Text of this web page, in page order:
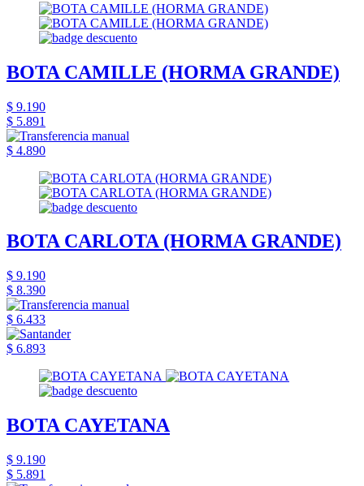
BOTA CAMILLE (HORMA GRANDE)
$ 9.190
$ 5.891
$ 4.890
BOTA CARLOTA (HORMA GRANDE)
$ 9.190
$ 8.390
$ 6.433
$ 6.893
BOTA CAYETANA
$ 9.190
$ 5.891